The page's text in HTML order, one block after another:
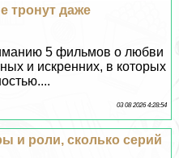
тронут даже
5 фильмов о любви
и искренних, в которых
03 08 2026 4:28:54
и роли, сколько серий